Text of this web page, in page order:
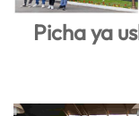
Picha ya